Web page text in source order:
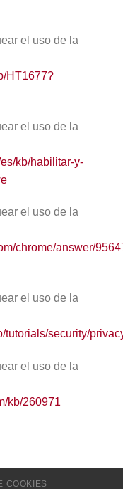
el uso de la
HT1677?
el uso de la
kb/habilitar-y-
el uso de la
chrome/answer/
el uso de la
tutorials/security/
el uso de la
kb/260971
COOKIES